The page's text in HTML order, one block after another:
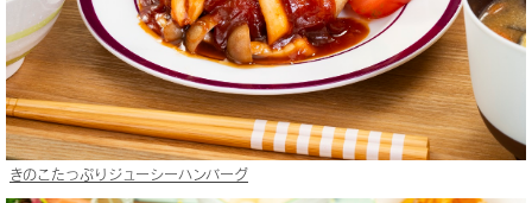
きのこたっぷりジューシーハンバーグ